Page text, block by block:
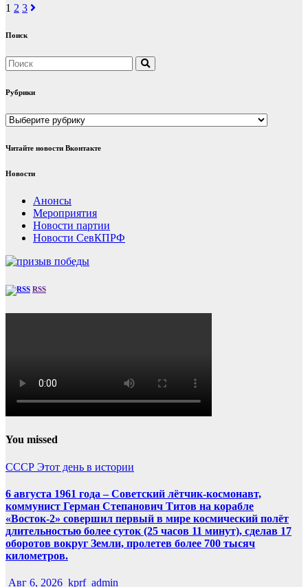
Навигация
по
1 2 3
Поиск
Рубрики
Рубрики
Читайте новости Вконтакте
Новости
Анонсы
Мероприятия
Новости партии
Новости СевКПРФ
RSS
You missed
СССР Этот день в истории
6 августа 1961 года – Советский лётчик-космонавт,
коммунист Герман Степанович Титов на корабле
«Восток-2» совершил первый в мире космический полёт
длительностью более суток (25 часов 11 минут), сделав 17
оборотов вокруг Земли, пролетев более 700 тысяч
километров.
Авг 6, 2026 kprf_admin